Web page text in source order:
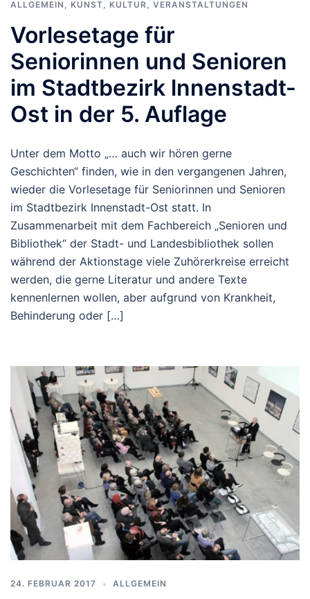
ALLGEMEIN , KUNST, KULTUR, VERANSTALTUNGEN
Vorlesetage für
Seniorinnen und Senioren
im Stadtbezirk lnnenstadt-
Ost in der 5. Auflage
Unter dem Motto „… auch wir hören gerne
Geschichten“ finden, wie in den vergangenen Jahren,
wieder die Vorlesetage für Seniorinnen und Senioren
im Stadtbezirk Innenstadt-Ost statt. In
Zusammenarbeit mit dem Fachbereich „Senioren und
Bibliothek“ der Stadt- und Landesbibliothek sollen
während der Aktionstage viele Zuhörerkreise erreicht
werden, die gerne Literatur und andere Texte
kennenlernen wollen, aber aufgrund von Krankheit,
Behinderung oder […]
24. FEBRUAR 2017 ALLGEMEIN